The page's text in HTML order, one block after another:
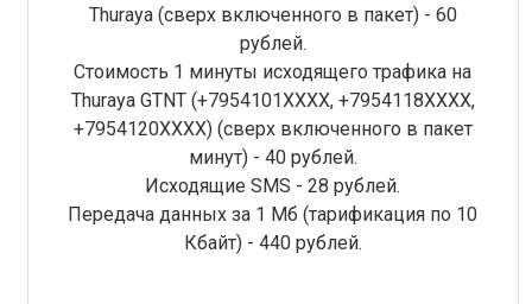
Thuraya (сверх включенного в пакет) - 60
рублей.
Стоимость 1 минуты исходящего трафика на
Thuraya GTNT (+7954101XXXX, +7954118ХХХХ,
+7954120ХХХХ) (сверх включенного в пакет
минут) - 40 рублей.
Исходящие SMS - 28 рублей.
Передача данных за 1 Мб (тарификация по 10
Кбайт) - 440 рублей.